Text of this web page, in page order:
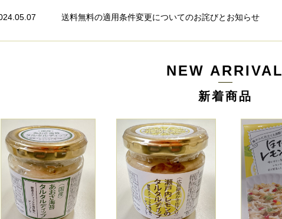
送料無料の適用条件変更についてのお詫びとお知らせ
NEW ARRIVAL
新着商品